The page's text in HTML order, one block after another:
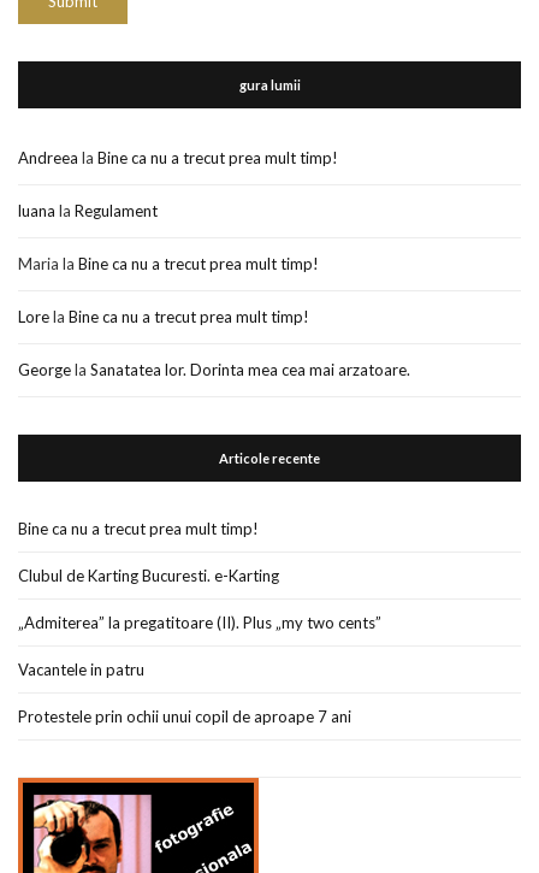
gura lumii
Andreea la Bine ca nu a trecut prea mult timp!
luana la Regulament
Maria la Bine ca nu a trecut prea mult timp!
Lorela Bine ca nu a trecut prea mult timp!
Georgela Sanatatea lor. Dorinta mea cea mai arzatoare.
Articole recente
Bine ca nu a trecut prea mult timp!
Clubul de Karting Bucuresti. e-Karting
„Admiterea” la pregatitoare (II). Plus „my two cents”
Vacantele in patru
Protestele prin ochii unui copil de aproape 7 ani